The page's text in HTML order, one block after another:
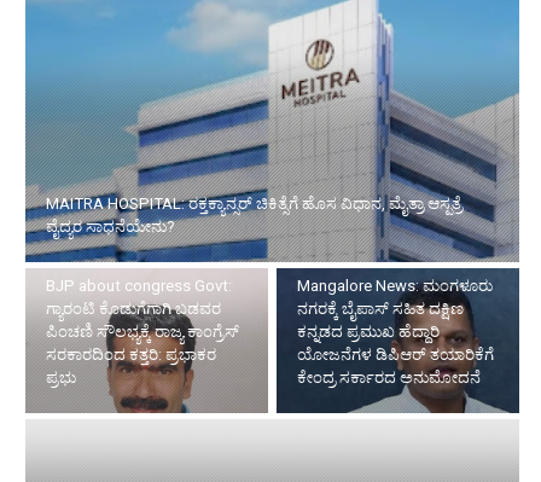
BJP about congress Govt: ಗ್ಯಾರಂಟಿ
ಕೊಡುಗೆಗಾಗಿ ಬಡವರ ಪಿಂಚಣಿ ಸೌಲಭ್ಯಕ್ಕೆ
ರಾಜ್ಯ ಕಾಂಗ್ರೆಸ್ ಸರಕಾರದಿಂದ ಕತ್ತರಿ:
ಪ್ರಭಾಕರ ಪ್ರಭು
Mangalore News: ಮಂಗಳೂರು
ನಗರಕ್ಕೆ ಬೈಪಾಸ್‌ ಸಹಿತ ದಕ್ಷಿಣ
ಕನ್ನಡದ ಪ್ರಮುಖ ಹೆದ್ದಾರಿ
ಯೋಜನೆಗಳ ಡಿಪಿಆರ್ ತಯಾರಿಕೆಗೆ
ಕೇಂದ್ರ ಸರ್ಕಾರದ ಅನುಮೋದನೆ